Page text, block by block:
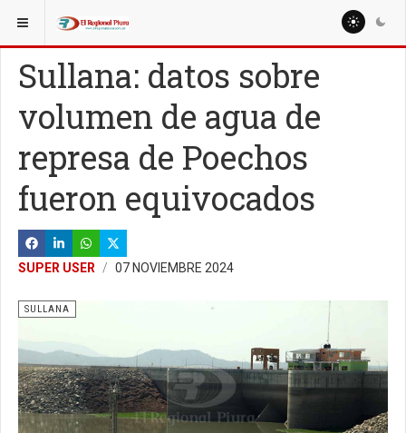
ESTÁ AQUÍ:
Sullana: datos sobre
volumen de agua de
represa de Poechos
fueron equivocados
SUPER USER 07 NOVIEMBRE 2024
SULLANA